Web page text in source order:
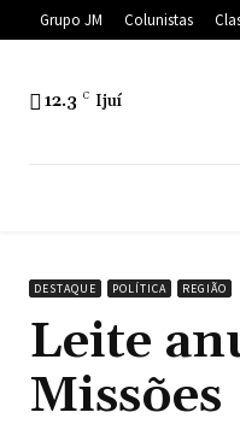
Grupo JM Colunistas
12.3 C Ijuí
DESTAQUE POLÍTICA REGIÃO
Leite
Missões